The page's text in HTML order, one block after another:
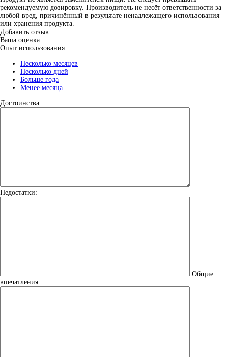
рекомендуемую дозировку. Производитель не несёт ответственности за
любой вред, причинённый в результате ненадлежащего использования
или хранения продукта.
Добавить отзыв
Ваша оценка:
Опыт использования:
Несколько месяцев
Несколько дней
Больше года
Менее месяца
Достоинства:
Недостатки:
Общие
впечатления: